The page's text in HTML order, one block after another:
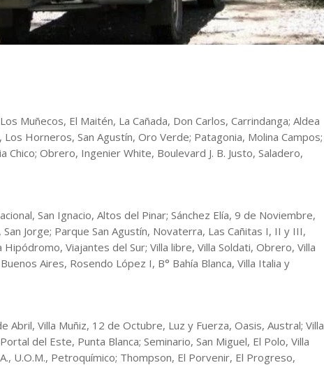
Muñecos, El Maitén, La Cañada, Don Carlos, Carrindanga; Aldea
Horneros, San Agustín, Oro Verde; Patagonia, Molina Campos;
Chico; Obrero, Ingenier White, Boulevard J. B. Justo, Saladero,
San Ignacio, Altos del Pinar; Sánchez Elía, 9 de Noviembre,
Jorge; Parque San Agustín, Novaterra, Las Cañitas I, II y III,
Viajantes del Sur; Villa libre, Villa Soldati, Obrero, Villa
Aires, Rosendo López I, B° Bahía Blanca, Villa Italia y
Abril, Villa Muñiz, 12 de Octubre, Luz y Fuerza, Oasis, Austral; Villa
del Este, Punta Blanca; Seminario, San Miguel, El Polo, Villa
U.O.M., Petroquímico; Thompson, El Porvenir, El Progreso,